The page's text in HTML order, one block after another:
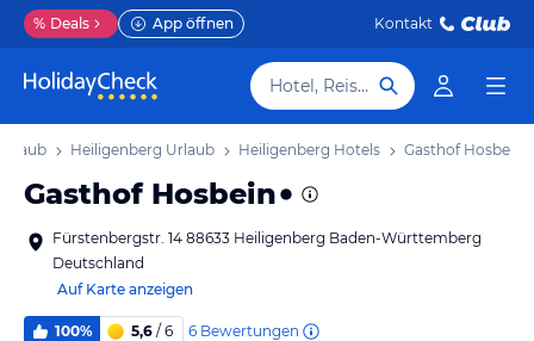
% Deals App öffnen Kontakt
Hotel, Reiseziel
Heiligenberg Urlaub Heiligenberg Hotels Gasthof Hosbein
Gasthof Hosbein
Fürstenbergstr. 14 88633 Heiligenberg Baden-Württemberg
Deutschland
Auf Karte anzeigen
100% 5,6 / 6 6 Bewertungen